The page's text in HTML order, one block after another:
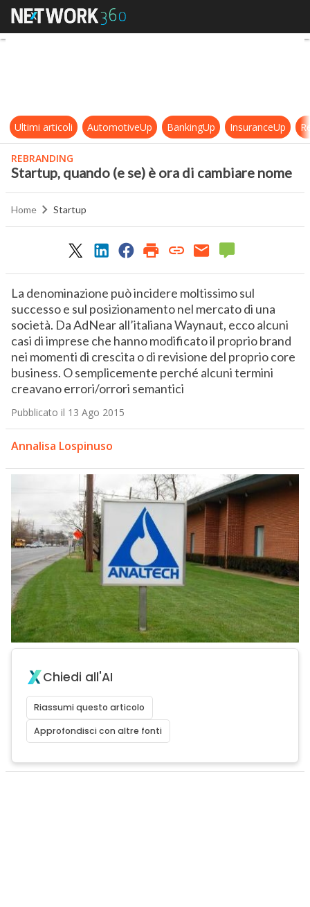
Startup, quando (e se) è ora di
Ultimi articoli AutomotiveUp BankingUp InsuranceUp
REBRANDING
Startup, quando (e se) è ora di cambiare nome
Home Startup
La denominazione può incidere moltissimo sul
successo e sul posizionamento nel mercato di una
società. Da AdNear all’italiana Waynaut, ecco alcuni
casi di imprese che hanno modificato il proprio brand
nei momenti di crescita o di revisione del proprio core
business. O semplicemente perché alcuni termini
creavano errori/orrori semantici
Pubblicato il 13 Ago 2015
Annalisa Lospinuso
Chiedi all'AI
Riassumi questo articolo
Approfondisci con altre fonti